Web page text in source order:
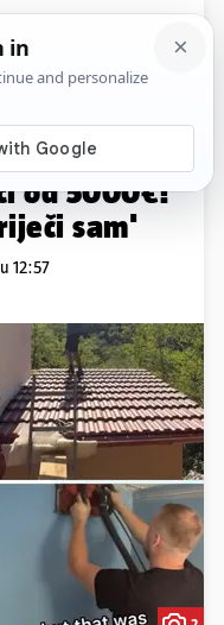
Komentari
od 5000€!
sam'
12:57